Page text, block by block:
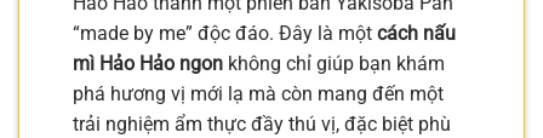
“made by me” độc đáo. Đây là một cách nấu
mì Hảo Hảo ngon không chỉ giúp bạn khám
phá hương vị mới lạ mà còn mang đến một
trải nghiệm ẩm thực đầy thú vị, đặc biệt phù